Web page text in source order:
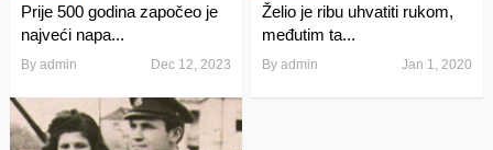
Prije 500 godina započeo je
najveći napa...
By admin Dec 12, 2023
Želio je ribu uhvatiti rukom,
međutim ta...
Byadmin Jan 1, 2020